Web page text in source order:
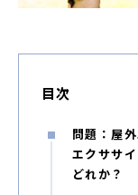
目次
問題：屋
エクササ
どれか？